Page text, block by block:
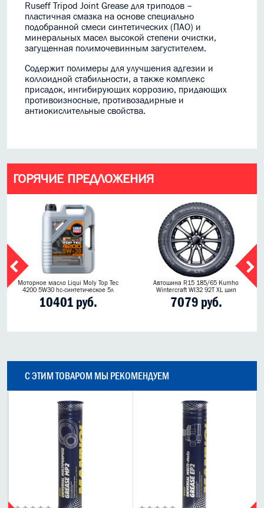
Ruseff Tripod Joint Grease для триподов –
пластичная смазка на основе специально
подобранной смеси синтетических (ПАО) и
минеральных масел высокой степени очистки,
загущенная полимочевинным загустителем.
Содержит полимеры для улучшения адгезии и
коллоидной стабильности, а также комплекс
присадок, ингибирующих коррозию, придающих
противоизносные, противозадирные и
антиокислительные свойства.
ГОРЯЧИЕ ПРЕДЛОЖЕНИЯ
Моторное масло Liqui Moly Top Tec
4200 5W30 hc-синтетическое 5л
10401 руб.
Автошина R15 185/65 Kumho
Wintercraft WI32 92T XL шип
7079 руб.
С ЭТИМ ТОВАРОМ МЫ РЕКОМЕНДУЕМ